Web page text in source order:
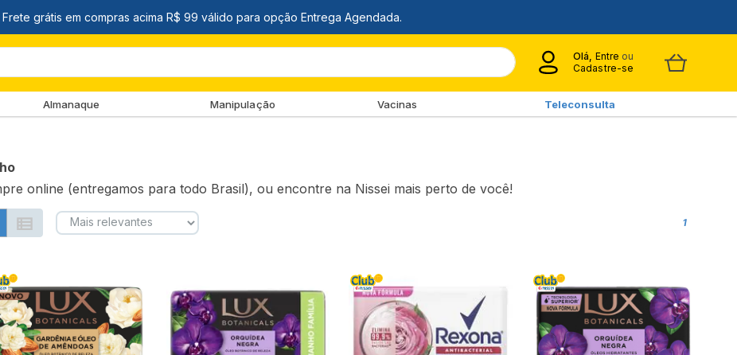
Olá, Entre ou
Cadastre-se
Almanaque Manipulação Vacinas Teleconsulta
online (entregamos para todo Brasil), ou encontre na Nissei mais perto de você!
1